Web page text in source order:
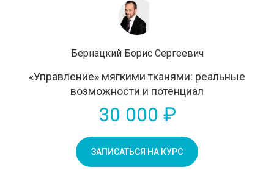
Бернацкий Борис Сергеевич
«Управление» мягкими тканями: реальные
возможности и потенциал
30 000 ₽
ЗАПИСАТЬСЯ НА КУРС